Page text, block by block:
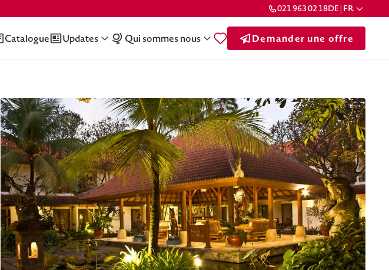
021 963 02 18DE | FR
Catalogue Updates Qui sommes nous Demander une offre